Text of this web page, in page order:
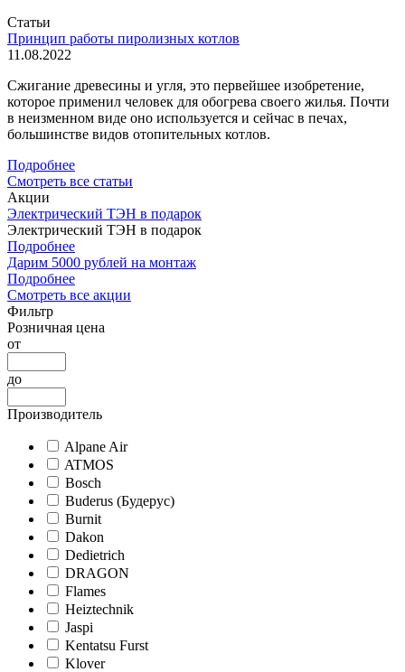
Статьи
Принцип работы пиролизных котлов
11.08.2022
Сжигание древесины и угля, это первейшее изобретение,
которое применил человек для обогрева своего жилья. Почти
в неизменном виде оно используется и сейчас в печах,
большинстве видов отопительных котлов.
Подробнее
Смотреть все статьи
Акции
Электрический ТЭН в подарок
Электрический ТЭН в подарок
Подробнее
Дарим 5000 рублей на монтаж
Подробнее
Смотреть все акции
Фильтр
Розничная цена
от
до
Производитель
Alpane Air
ATMOS
Bosch
Buderus (Будерус)
Burnit
Dakon
Dedietrich
DRAGON
Flames
Heiztechnik
Jaspi
Kentatsu Furst
Klover